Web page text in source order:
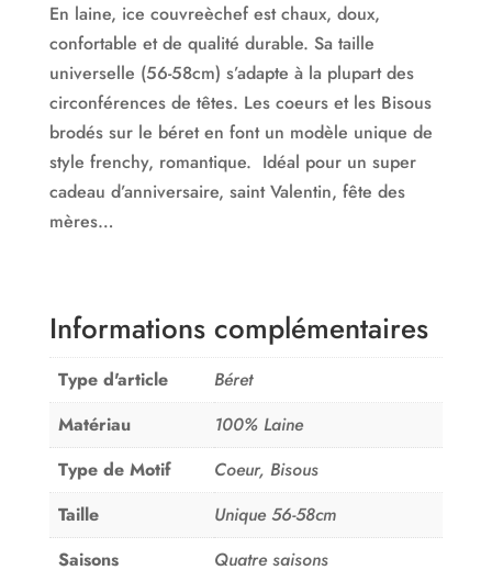
En laine, ice couvreèchef est chaux, doux,
confortable et de qualité durable. Sa taille
universelle (56-58cm) s’adapte à la plupart des
circonférences de têtes. Les coeurs et les Bisous
brodés sur le béret en font un modèle unique de
style frenchy, romantique. Idéal pour un super
cadeau d’anniversaire, saint Valentin, fête des
mères…
Informations complémentaires
Type d'article
Béret
Matériau
100% Laine
Type de Motif
Coeur, Bisous
Taille
Unique 56-58cm
Saisons
Quatre saisons